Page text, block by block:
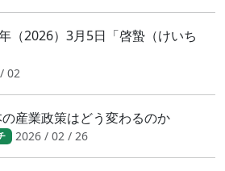
2026）3月5日「啓蟄（けいち
02
産業政策はどう変わるのか
2026 / 02 / 26